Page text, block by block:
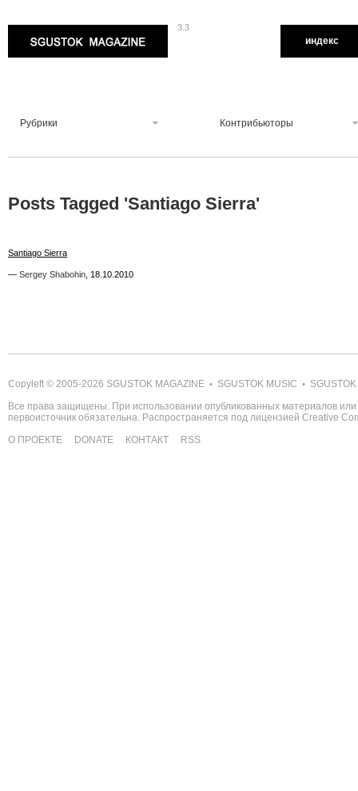
3.3
индекс
Рубрики Контрибьюторы
Posts Tagged 'Santiago Sierra'
Santiago Sierra
— Sergey Shabohin 18.10.2010
Santiago Sierra
— Sergey Shabohin 18.10.2010
Copyleft © 2005-2026 SGUSTOK MAGAZINE • SGUSTOK MUSIC •
Все права защищены. При использовании опубликованных материалов
первоисточник обязательна. Распространяется под лицензией Creative
О ПРОЕКТЕ
DONATE КОНТАКТ RSS